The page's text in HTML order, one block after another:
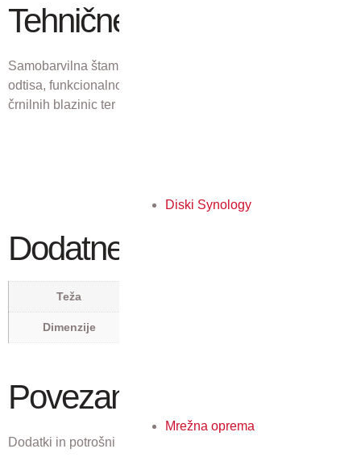
Diski Synology
Mrežna oprema
Tehnične lastnosti
Samobarvilna štampiljka, vključuje optimalno velikosti
odtisa, funkcionalnost, enostavno uporabo in čisto menjavo
črnilnih blazinic ter izjemno kakovosten odtis z besedilom.
Dodatne podrobnosti
Teža
Dimenzije
Povezani izdelki
Dodatki in potrošni material, ki ustreza temu izdelku.